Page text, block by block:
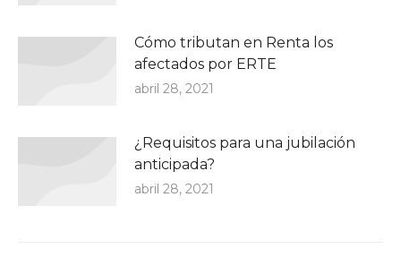
Cómo tributan en Renta los
afectados por ERTE
abril 28, 2021
¿Requisitos para una jubilación
anticipada?
abril 28, 2021